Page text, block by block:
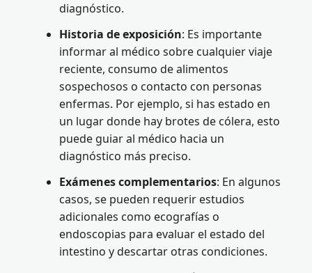
diagnóstico.
Historia de exposición: Es importante
informar al médico sobre cualquier viaje
reciente, consumo de alimentos
sospechosos o contacto con personas
enfermas. Por ejemplo, si has estado en
un lugar donde hay brotes de cólera, esto
puede guiar al médico hacia un
diagnóstico más preciso.
Exámenes complementarios: En algunos
casos, se pueden requerir estudios
adicionales como ecografías o
endoscopias para evaluar el estado del
intestino y descartar otras condiciones.